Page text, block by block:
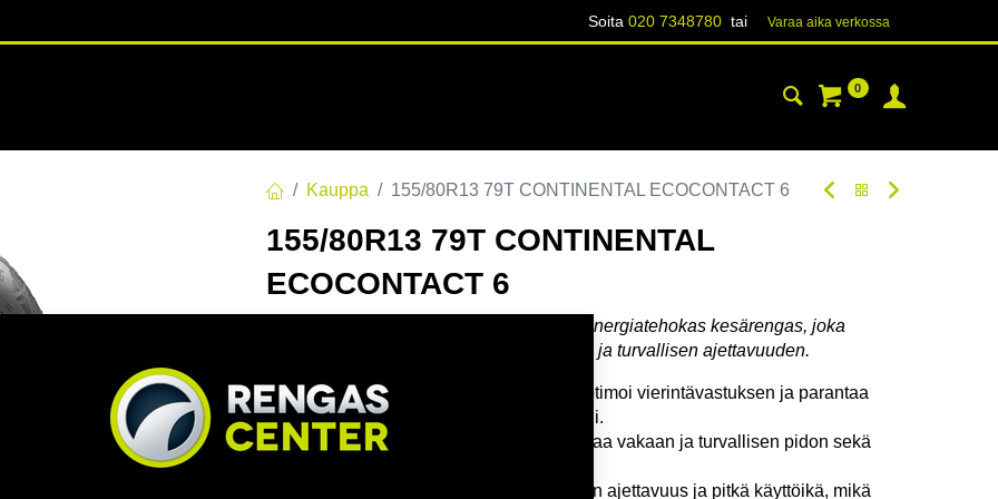
Soita 020 7348780tai Varaa aika verk​​​​ossa
0
Kauppa 155/80R13 79T CONTINENTAL ECOCONTACT 6
155/80R13 79T CONTINENTAL
ECOCONTACT 6
Continental EcoContact 6 kesärengas – energiatehokas kesärengas, joka
yhdistää alhaisen polttoaineenkulutuksen ja turvallisen ajettavuuden.
Continentalin EcoPlus+‑kumiseos optimoi vierintävastuksen ja parantaa
polttoainetaloutta ilman että pito kärsii.
Edistyksellinen pintakuviointi varmistaa vakaan ja turvallisen pidon sekä
Suunniteltu tarjoamaan tasapainoinen ajettavuus ja pitkä käyttöikä, mikä